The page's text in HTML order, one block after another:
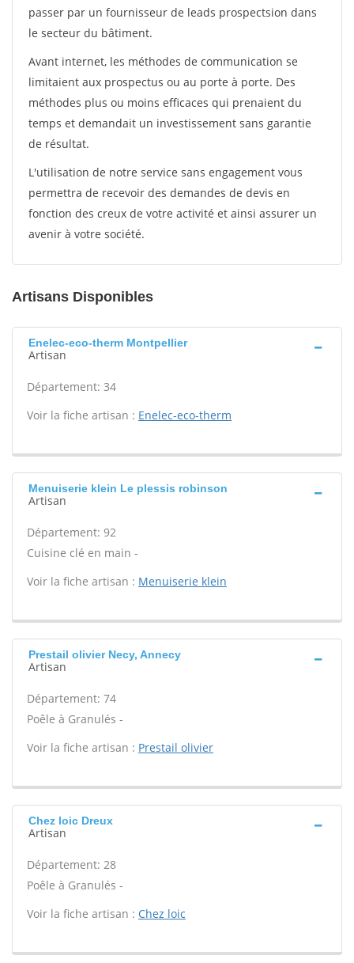
passer par un fournisseur de leads prospectsion dans
le secteur du bâtiment.
Avant internet, les méthodes de communication se
limitaient aux prospectus ou au porte à porte. Des
méthodes plus ou moins efficaces qui prenaient du
temps et demandait un investissement sans garantie
de résultat.
L'utilisation de notre service sans engagement vous
permettra de recevoir des demandes de devis en
fonction des creux de votre activité et ainsi assurer un
avenir à votre société.
Artisans Disponibles
Enelec-eco-therm Montpellier
Artisan
Département: 34
Voir la fiche artisan : Enelec-eco-therm
Menuiserie klein Le plessis robinson
Artisan
Département: 92
Cuisine clé en main -
Voir la fiche artisan : Menuiserie klein
Prestail olivier Necy, Annecy
Artisan
Département: 74
Poêle à Granulés -
Voir la fiche artisan : Prestail olivier
Chez loic Dreux
Artisan
Département: 28
Poêle à Granulés -
Voir la fiche artisan : Chez loic